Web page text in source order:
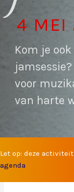
4 MEI
Kom je
voor
van harte
Let op: deze
agenda